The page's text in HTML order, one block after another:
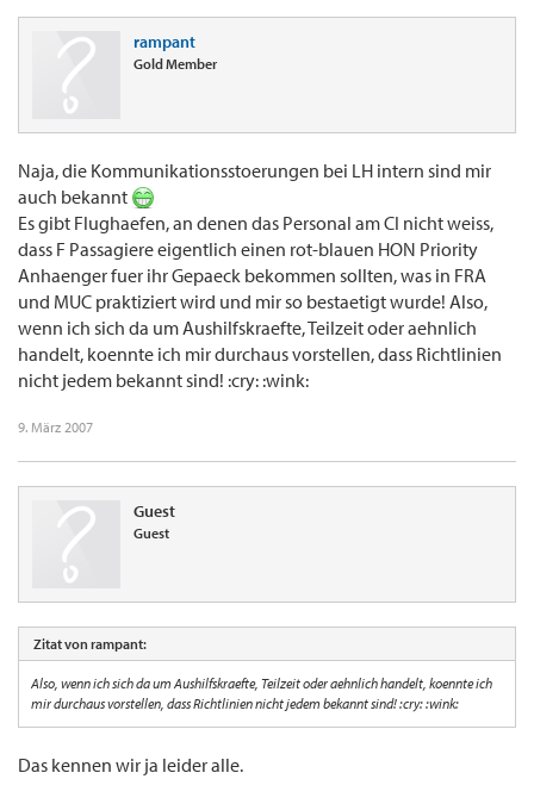
rampant
Gold Member
Naja, die Kommunikationsstoerungen bei LH intern sind mir
auch bekannt
Es gibt Flughaefen, an denen das Personal am CI nicht weiss,
dass F Passagiere eigentlich einen rot-blauen HON Priority
Anhaenger fuer ihr Gepaeck bekommen sollten, was in FRA
und MUC praktiziert wird und mir so bestaetigt wurde! Also,
wenn ich sich da um Aushilfskraefte, Teilzeit oder aehnlich
handelt, koennte ich mir durchaus vorstellen, dass Richtlinien
nicht jedem bekannt sind! :cry: :wink:
9. März 2007
Guest
Guest
Zitat von rampant:
Also, wenn ich sich da um Aushilfskraefte, Teilzeit oder aehnlich handelt, koennte ich
mir durchaus vorstellen, dass Richtlinien nicht jedem bekannt sind! :cry: :wink:
Das kennen wir ja leider alle.